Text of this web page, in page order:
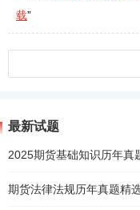
载”
最新试题
2025期货基础知识历年真
期货法律法规历年真题精